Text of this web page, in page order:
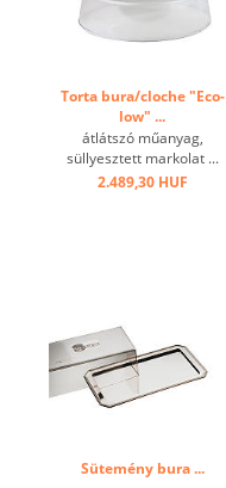
Torta bura/cloche "Eco-
low" ...
átlátszó műanyag,
süllyesztett markolat ...
2.489,30 HUF
Sütemény bura ...